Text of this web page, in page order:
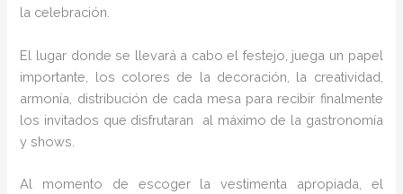
la celebración.
El lugar donde se llevará a cabo el festejo, juega un papel
importante, los colores de la decoración, la creatividad,
armonía, distribución de cada mesa para recibir finalmente
los invitados que disfrutaran al máximo de la gastronomía
y shows.
Al momento de escoger la vestimenta apropiada, el